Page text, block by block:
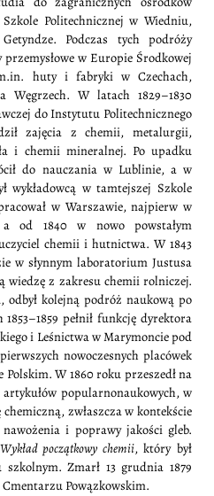
Politechnicznej w Wiedniu,
Podczas tych podróży
przemysłowe w Europie Środkowej
huty i fabryki w Czechach,
W latach 1829–1830
do Instytutu Politechnicznego
zajęcia z chemii, metalurgii,
i chemii mineralnej. Po upadku
do nauczania w Lublinie, a w
wykładowcą w tamtejszej Szkole
w Warszawie, najpierw w
od 1840 w nowo powstałym
chemii i hutnictwa. W 1843
w słynnym laboratorium Justusa
wiedzę z zakresu chemii rolniczej.
kolejną podróż naukową po
pełnił funkcję dyrektora
i Leśnictwa w Marymoncie pod
nowoczesnych placówek
W 1860 roku przeszedł na
popularnonaukowych, w
zwłaszcza w kontekście
i poprawy jakości gleb.
Wykład początkowy chemii, który był
Zmarł 13 grudnia 1879
Powązkowskim.